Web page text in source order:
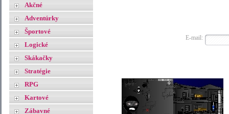
Akčné
Adventúrky
Športové
Logické
Skákačky
Stratégie
RPG
Kartové
Zábavné
E-mail: